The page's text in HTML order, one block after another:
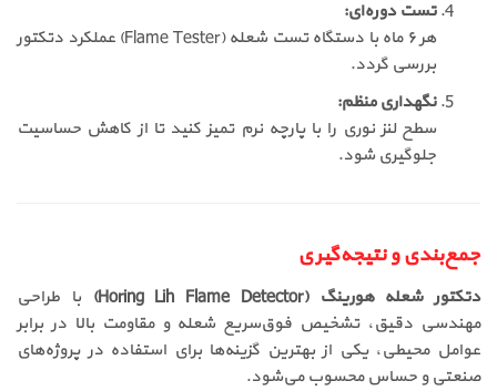
تست دوره‌ای:
هر ۶ ماه با دستگاه تست شعله (Flame Tester) عملکرد دتکتور
بررسی گردد.
نگهداری منظم:
سطح لنز نوری را با پارچه نرم تمیز کنید تا از کاهش حساسیت
جلوگیری شود.
جمع‌بندی و نتیجه‌گیری
دتکتور شعله هورینگ (Horing Lih Flame Detector)
با طراحی
مهندسی دقیق، تشخیص فوق‌سریع شعله و مقاومت بالا در برابر
عوامل محیطی، یکی از بهترین گزینه‌ها برای استفاده در پروژه‌های
صنعتی و حساس محسوب می‌شود.